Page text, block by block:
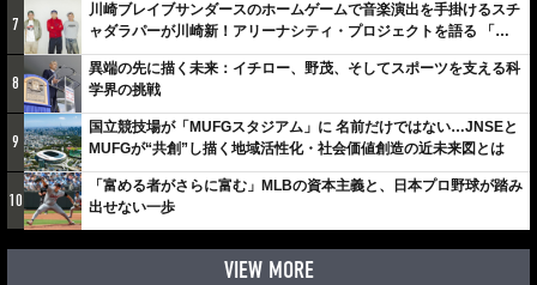
7
川崎ブレイブサンダースのホームゲームで音楽演出を手掛けるスチ
ャダラパーが川崎新！アリーナシティ・プロジェクトを語る 「楽
しみでしかないでしょ。川崎は、ずっと成長曲線だから」
8
異端の先に描く未来：イチロー、野茂、そしてスポーツを支える科
学界の挑戦
9
国立競技場が「MUFGスタジアム」に 名前だけではない…JNSEと
MUFGが“共創”し描く地域活性化・社会価値創造の近未来図とは
10
「富める者がさらに富む」MLBの資本主義と、日本プロ野球が踏み
出せない一歩
VIEW MORE